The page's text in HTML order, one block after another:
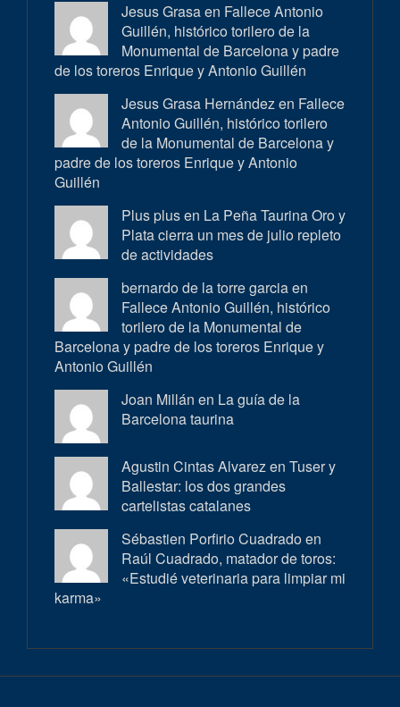
Jesus Grasa en Fallece Antonio
Guillén, histórico torilero de la
Monumental de Barcelona y padre
de los toreros Enrique y Antonio Guillén
Jesus Grasa Hernández en Fallece
Antonio Guillén, histórico torilero
de la Monumental de Barcelona y
padre de los toreros Enrique y Antonio
Guillén
Plus plus en La Peña Taurina Oro y
Plata cierra un mes de julio repleto
de actividades
bernardo de la torre garcia en
Fallece Antonio Guillén, histórico
torilero de la Monumental de
Barcelona y padre de los toreros Enrique y
Antonio Guillén
Joan Millán en La guía de la
Barcelona taurina
Agustin Cintas Alvarez en Tuser y
Ballestar: los dos grandes
cartelistas catalanes
Sébastien Porfirio Cuadrado en
Raúl Cuadrado, matador de toros:
«Estudié veterinaria para limpiar mi
karma»